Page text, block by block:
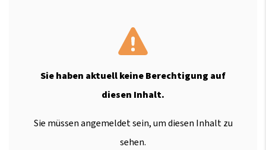
Sie haben aktuell keine Berechtigung auf
diesen Inhalt.
Sie müssen angemeldet sein, um diesen Inhalt zu
sehen.